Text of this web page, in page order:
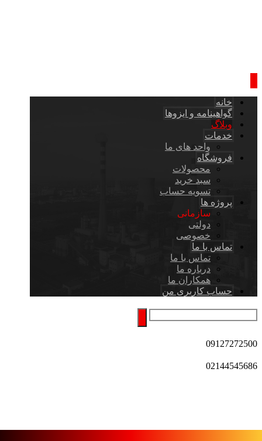
خانه
گواهینامه و ایزوها
وبلاگ
خدمات
واحد های ما
فروشگاه
محصولات
سبد خرید
تسویه حساب
پروژه ها
سازمانی
دولتی
خصوصی
تماس با ما
تماس با ما
درباره ما
همکاران ما
حساب کاربری من
09127272500
02144545686